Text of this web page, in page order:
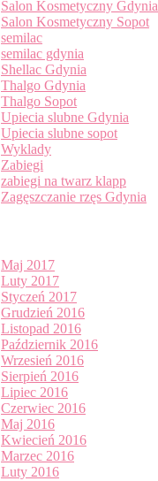
Salon Kosmetyczny Gdynia
Salon Kosmetyczny Sopot
semilac
semilac gdynia
Shellac Gdynia
Thalgo Gdynia
Thalgo Sopot
Upiecia slubne Gdynia
Upiecia slubne sopot
Wyklady
Zabiegi
zabiegi na twarz klapp
Zagęszczanie rzęs Gdynia
Maj 2017
Luty 2017
Styczeń 2017
Grudzień 2016
Listopad 2016
Październik 2016
Wrzesień 2016
Sierpień 2016
Lipiec 2016
Czerwiec 2016
Maj 2016
Kwiecień 2016
Marzec 2016
Luty 2016